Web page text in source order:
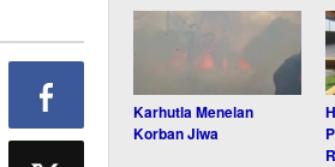
Karhutla Menelan
Korban Jiwa